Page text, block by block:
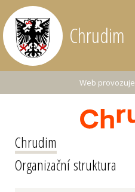
Chrudim
Web provozuje
Chrudim
Organizační struktura